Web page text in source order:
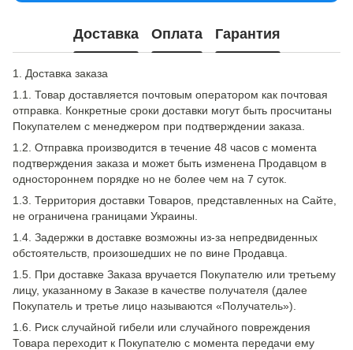
Доставка Оплата Гарантия
1. Доставка заказа
1.1. Товар доставляется почтовым оператором как почтовая
отправка. Конкретные сроки доставки могут быть просчитаны
Покупателем с менеджером при подтверждении заказа.
1.2. Отправка производится в течение 48 часов с момента
подтверждения заказа и может быть изменена Продавцом в
одностороннем порядке но не более чем на 7 суток.
1.3. Территория доставки Товаров, представленных на Сайте,
не ограничена границами Украины.
1.4. Задержки в доставке возможны из-за непредвиденных
обстоятельств, произошедших не по вине Продавца.
1.5. При доставке Заказа вручается Покупателю или третьему
лицу, указанному в Заказе в качестве получателя (далее
Покупатель и третье лицо называются «Получатель»).
1.6. Риск случайной гибели или случайного повреждения
Товара переходит к Покупателю с момента передачи ему